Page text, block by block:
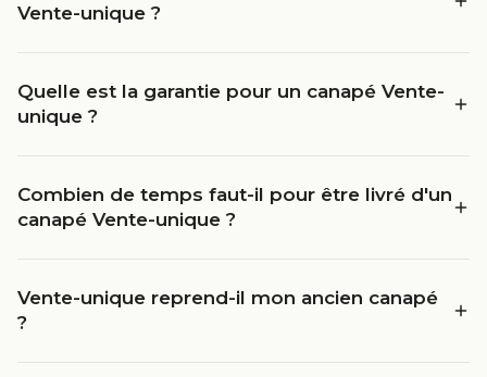
Vente-unique ?
Quelle est la garantie pour un canapé Vente-
unique ?
Combien de temps faut-il pour être livré d'un
canapé Vente-unique ?
Vente-unique reprend-il mon ancien canapé
?